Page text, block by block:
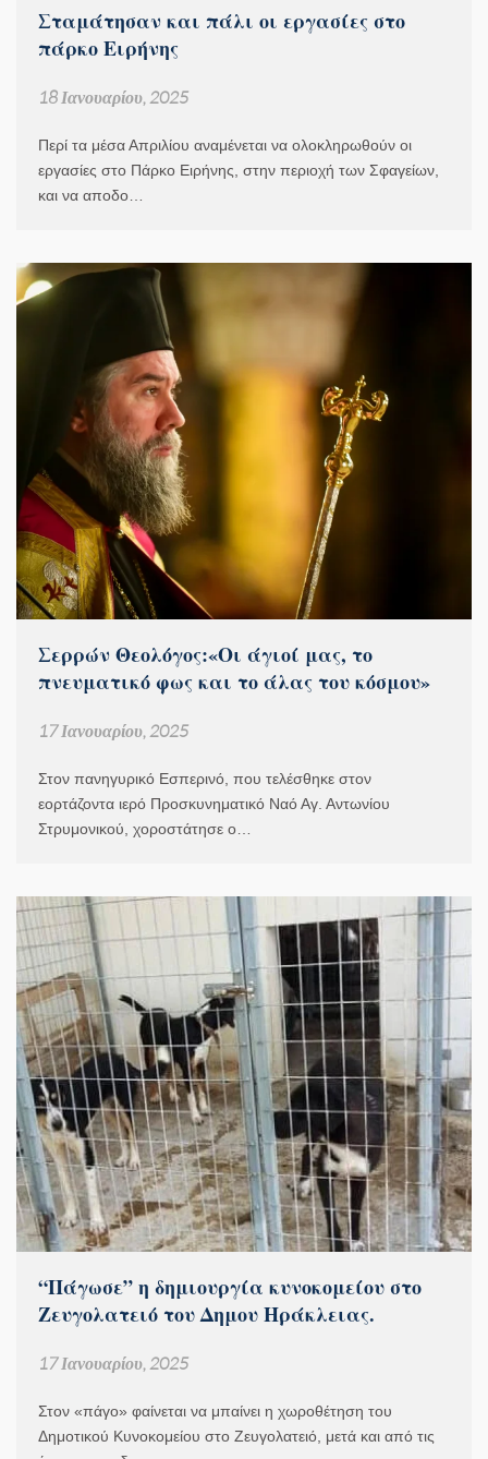
Σταμάτησαν και πάλι οι εργασίες στο
πάρκο Ειρήνης
18 Ιανουαρίου, 2025
Περί τα μέσα Απριλίου αναμένεται να ολοκληρωθούν οι
εργασίες στο Πάρκο Ειρήνης, στην περιοχή των Σφαγείων,
και να αποδο…
Σερρών Θεολόγος:«Οι άγιοί μας, το
πνευματικό φως και το άλας του κόσμου»
17 Ιανουαρίου, 2025
Στον πανηγυρικό Εσπερινό, που τελέσθηκε στον
εορτάζοντα ιερό Προσκυνηματικό Ναό Αγ. Αντωνίου
Στρυμονικού, χοροστάτησε ο…
“Πάγωσε” η δημιουργία κυνοκομείου στο
Ζευγολατειό του Δημου Ηράκλειας.
17 Ιανουαρίου, 2025
Στον «πάγο» φαίνεται να μπαίνει η χωροθέτηση του
Δημοτικού Κυνοκομείου στο Ζευγολατειό, μετά και από τις